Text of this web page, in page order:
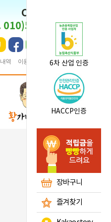
CS CENTER
010)5495.8820
역 이용안내 ★즐겨찾기
6차 산업 인증
HACCP인증
장바구니
즐겨찾기